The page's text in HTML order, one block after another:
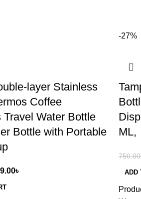
layer Stainless
Coffee
Travel Water Bottle
Bottle with Portable
৳
-27%
ML,
750.00
ADD